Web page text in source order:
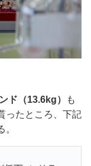
ド（13.6kg）
も
ったところ、下記